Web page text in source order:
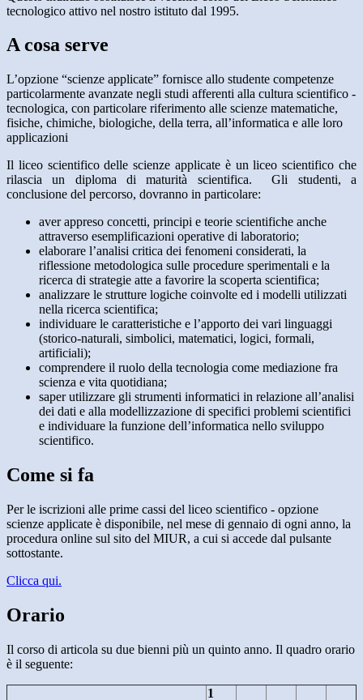
tecnologico attivo nel nostro istituto dal 1995.
A cosa serve
L’opzione “scienze applicate” fornisce allo studente competenze
particolarmente avanzate negli studi afferenti alla cultura scientifico -
tecnologica, con particolare riferimento alle scienze matematiche,
fisiche, chimiche, biologiche, della terra, all’informatica e alle loro
applicazioni
Il liceo scientifico delle scienze applicate è un liceo scientifico che
rilascia un diploma di maturità scientifica. Gli studenti, a
conclusione del percorso, dovranno in particolare:
aver appreso concetti, principi e teorie scientifiche anche
attraverso esemplificazioni operative di laboratorio;
elaborare l’analisi critica dei fenomeni considerati, la
riflessione metodologica sulle procedure sperimentali e la
ricerca di strategie atte a favorire la scoperta scientifica;
analizzare le strutture logiche coinvolte ed i modelli utilizzati
nella ricerca scientifica;
individuare le caratteristiche e l’apporto dei vari linguaggi
(storico-naturali, simbolici, matematici, logici, formali,
artificiali);
comprendere il ruolo della tecnologia come mediazione fra
scienza e vita quotidiana;
saper utilizzare gli strumenti informatici in relazione all’analisi
dei dati e alla modellizzazione di specifici problemi scientifici
e individuare la funzione dell’informatica nello sviluppo
scientifico.
Come si fa
Per le iscrizioni alle prime cassi del liceo scientifico - opzione
scienze applicate è disponibile, nel mese di gennaio di ogni anno, la
procedura online sul sito del MIUR, a cui si accede dal pulsante
sottostante.
Clicca qui.
Orario
Il corso di articola su due bienni più un quinto anno. Il quadro orario
è il seguente:
1